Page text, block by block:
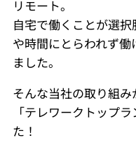
リモート。
自宅で働くことが選
や時間にとらわれず
ました。
そんな当社の取り組
「テレワークトップ
た！